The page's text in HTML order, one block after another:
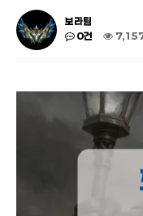
보라팀
0건
7,157